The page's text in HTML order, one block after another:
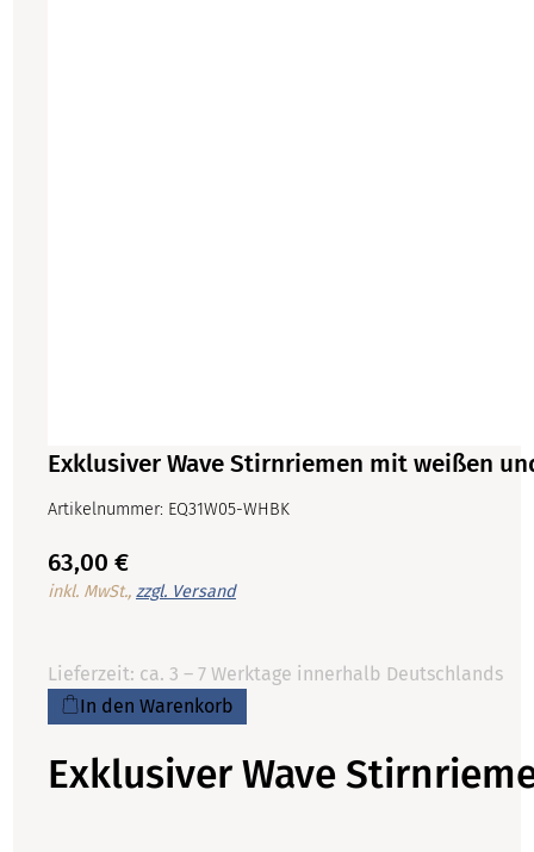
Exklusiver Wave Stirnriemen mit weißen
Artikelnummer: EQ31W05-WHBK
63,00 €
inkl. MwSt., zzgl. Versand
Lieferzeit: ca. 3 – 7 Werktage innerhalb Deutschlands
In den Warenkorb
Exklusiver Wave